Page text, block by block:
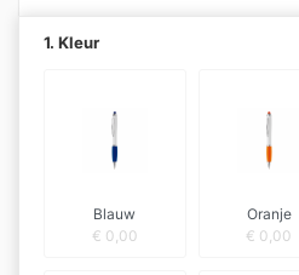
1. Kleur
Blauw
€ 0,00
Oranje
€ 0,00